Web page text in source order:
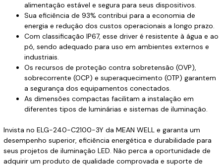
alimentação estável e segura para seus dispositivos.
Sua eficiência de 93% contribui para a economia de
energia e redução dos custos operacionais a longo prazo.
Com classificação IP67, esse driver é resistente à água e ao
pó, sendo adequado para uso em ambientes externos e
industriais.
Os recursos de proteção contra sobretensão (OVP),
sobrecorrente (OCP) e superaquecimento (OTP) garantem
a segurança dos equipamentos conectados.
As dimensões compactas facilitam a instalação em
diferentes tipos de luminárias e sistemas de iluminação.
Invista no ELG-240-C2100-3Y da MEAN WELL e garanta um
desempenho superior, eficiência energética e durabilidade para
seus projetos de iluminação LED. Não perca a oportunidade de
adquirir um produto de qualidade comprovada e suporte de